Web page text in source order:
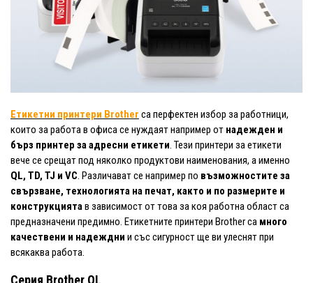
Етикетни принтери Brother са перфектен избор за работници,
които за работа в офиса се нуждаят например от надежден и
бърз принтер за адресни етикети. Тези принтери за етикети
вече се срещат под няколко продуктови наименования, а именно
QL, TD, TJ и VC. Различават се например по възможностите за
свързване, технологията на печат, както и по размерите и
конструкциятав зависимост от това за коя работна област са
предназначени предимно. Етикетните принтери Brother са много
качествени и надеждни и със сигурност ще ви улеснят при
всякаква работа.
Серия Brother QL